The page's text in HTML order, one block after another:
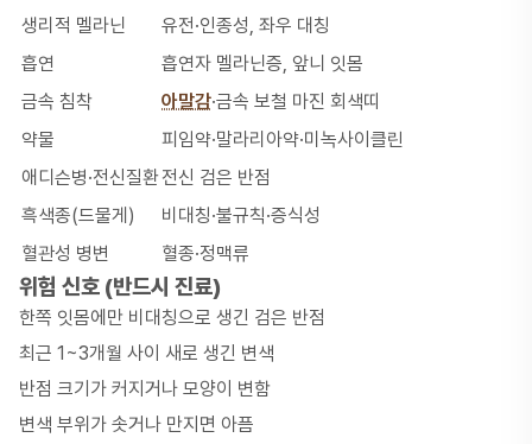
생리적 멜라닌
유전·인종성, 좌우 대칭
흡연
흡연자 멜라닌증, 앞니 잇몸
금속 침착
아말감·금속 보철 마진 회색띠
약물
피임약·말라리아약·미녹사이클린
애디슨병·전신질환전신 검은 반점
흑색종(드물게)
비대칭·불규칙·증식성
혈관성 병변
혈종·정맥류
위험 신호 (반드시 진료)
한쪽 잇몸에만 비대칭으로 생긴 검은 반점
최근 1~3개월 사이 새로 생긴 변색
반점 크기가 커지거나 모양이 변함
변색 부위가 솟거나 만지면 아픔